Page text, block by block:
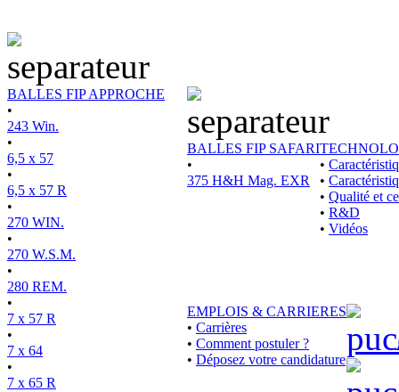
BALLES FIP APPROCHE
•
243 Win.
•
6,5 x 57
•
6,5 x 57 R
•
270 WIN.
•
270 W.S.M.
•
280 REM.
•
7 x 57 R
•
7 x 64
•
7 x 65 R
BALLES FIP SAFARI
•
375 H&H Mag. EXR
•
•
• Qualité et
• R&D
• Vidéos
EMPLOIS & CARRIERES
• Carrières
• Comment postuler ?
• Déposez votre candidature